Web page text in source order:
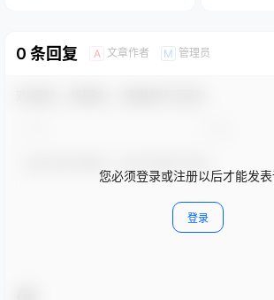
0 条回复 A 文章作者 M 管理员
您必须登录或注册以后才能发
登录